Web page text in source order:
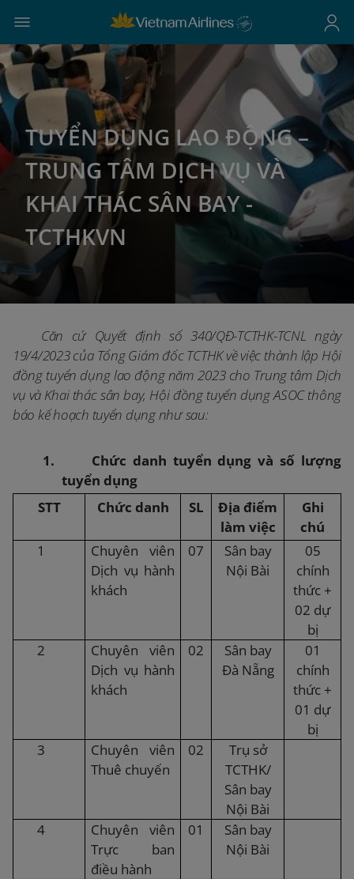
TUYỂN DỤNG LAO ĐỘNG –
TRUNG TÂM DỊCH VỤ VÀ
KHAI THÁC SÂN BAY -
TCTHKVN
Căn cứ Quyết định số 340/QĐ-TCTHK-TCNL ngày
19/4/2023 của Tổng Giám đốc TCTHK về việc thành lập Hội
đồng tuyển dụng lao động năm 2023 cho Trung tâm Dịch
vụ và Khai thác sân bay, Hội đồng tuyển dụng ASOC thông
báo kế hoạch tuyển dụng như sau:
1.
Chức danh tuyển dụng và số lượng
tuyển dụng
STT Chức danh SL
Địa điểm
làm việc
Ghi
chú
1
Chuyên viên
Dịch vụ hành
khách
07
Sân bay
Nội Bài
05
chính
thức +
02 dự
bị
2
Chuyên viên
Dịch vụ hành
khách
02
Sân bay
Đà Nẵng
01
chính
thức +
01 dự
bị
3
Chuyên viên
Thuê chuyến
02
Trụ sở
TCTHK/
Sân bay
Nội Bài
4
Chuyên viên
Trực ban
điều hành
01
Sân bay
Nội Bài